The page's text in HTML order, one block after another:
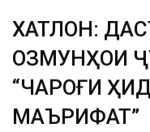
ХАТЛОН:
ОЗМУНҲОИ
“ЧАРОҒИ
МАЪРИФАТ”